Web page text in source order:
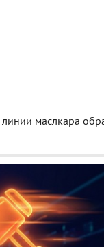
линии маслкара